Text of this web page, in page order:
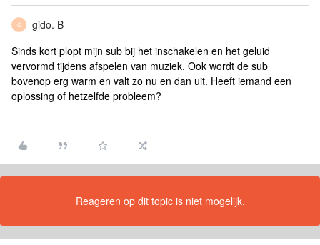
G
gido. B
Sinds kort plopt mijn sub bij het inschakelen en het geluid
vervormd tijdens afspelen van muziek. Ook wordt de sub
bovenop erg warm en valt zo nu en dan uit. Heeft iemand een
oplossing of hetzelfde probleem?
Reageren op dit topic is niet mogelijk.